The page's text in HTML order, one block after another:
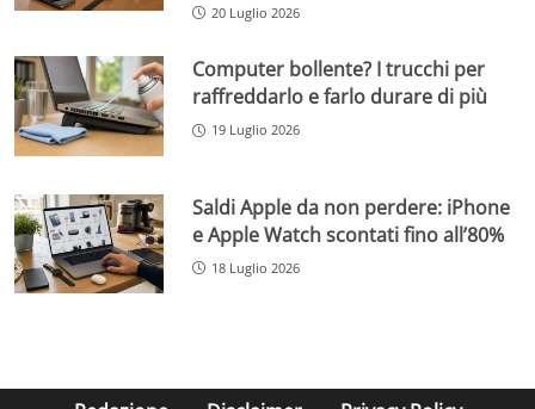
20 Luglio 2026
Computer bollente? I trucchi per
raffreddarlo e farlo durare di più
19 Luglio 2026
Saldi Apple da non perdere: iPhone
e Apple Watch scontati fino all’80%
18 Luglio 2026